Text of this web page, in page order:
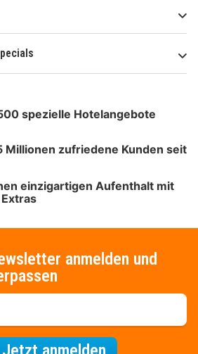
spezielle Hotelangebote
Millionen zufriedene Kunden seit
einzigartigen Aufenthalt mit
anmelden und